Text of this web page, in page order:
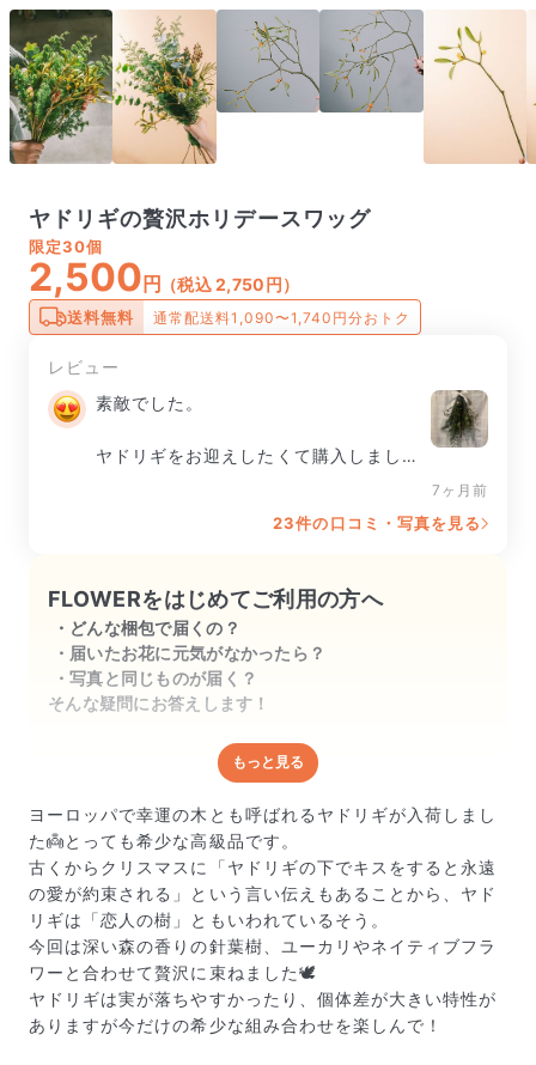
ヤドリギの贅沢ホリデースワッグ
限定30個
2,500 円 （税込 2,750円）
送料無料 通常配送料1,090〜1,740円分おトク
レビュー
素敵でした。
ヤドリギをお迎えしたくて購入しました
他にもたくさんのグリーンが入っていて
FLOWERさんの他のスワッグを真似さ
せていただいて
うちにあったリボンとリネンの端切れを
結んでベルを付けたらおしゃれなスワッ
グになりました。
7ヶ月前
23件の口コミ・写真を見る
FLOWERをはじめてご利用の方へ
どんな梱包で届くの？
届いたお花に元気がなかったら？
写真と同じものが届く？
そんな疑問にお答えします！
どんな梱包で届くの？
出荷前に水揚げ（花が水を吸いやすくなる処理）を施
し、専用ボックスに丁寧に梱包してお届けしています。
きゅっとまとめられて一見窮屈そうに見えますが、輸送
中の衝撃による折れや擦れを軽減する効果があります。
もっと見る
ヨーロッパで幸運の木とも呼ばれるヤドリギが入荷しまし
た👼とっても希少な高級品です。
古くからクリスマスに「ヤドリギの下でキスをすると永遠
の愛が約束される」という言い伝えもあることから、ヤド
リギは「恋人の樹」ともいわれているそう。
今回は深い森の香りの針葉樹、ユーカリやネイティブフラ
ワーと合わせて贅沢に束ねました🕊️
ヤドリギは実が落ちやすかったり、個体差が大きい特性が
ありますが今だけの希少な組み合わせを楽しんで！